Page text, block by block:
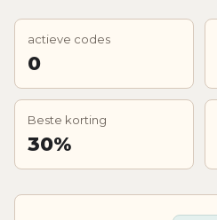
actieve codes
0
Beste korting
30%